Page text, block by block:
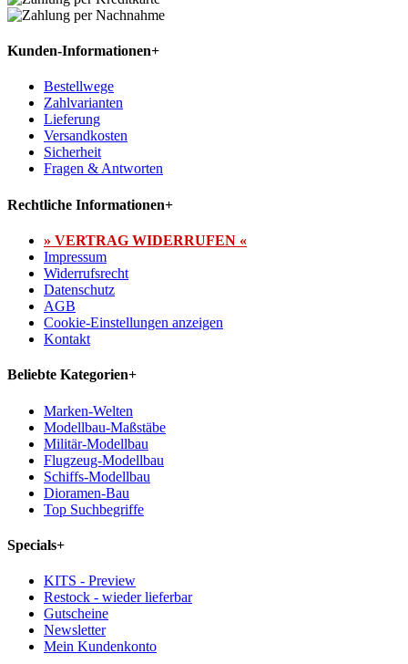
Kunden-Informationen+
Bestellwege
Zahlvarianten
Lieferung
Versandkosten
Sicherheit
Fragen & Antworten
Rechtliche Informationen+
» VERTRAG WIDERRUFEN «
Impressum
Widerrufsrecht
Datenschutz
AGB
Cookie-Einstellungen anzeigen
Kontakt
Beliebte Kategorien+
Marken-Welten
Modellbau-Maßstäbe
Militär-Modellbau
Flugzeug-Modellbau
Schiffs-Modellbau
Dioramen-Bau
Top Suchbegriffe
Specials+
KITS - Preview
Restock - wieder lieferbar
Gutscheine
Newsletter
Mein Kundenkonto